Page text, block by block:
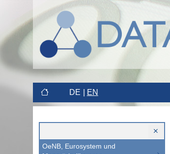
DE EN
OeNB, Eurosystem und